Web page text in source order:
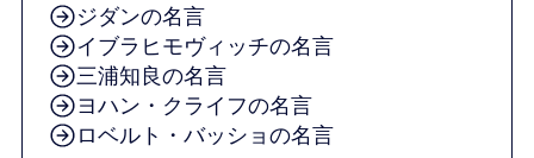
ジダンの名言
イブラヒモヴィッチの名言
三浦知良の名言
ヨハン・クライフの名言
ロベルト・バッショの名言